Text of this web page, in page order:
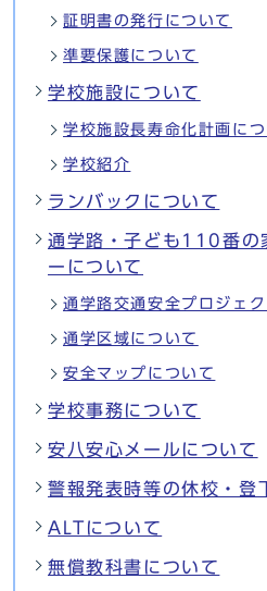
証明書の発行について
準要保護について
学校施設について
学校施設長寿命化計画につ
学校紹介
ランバックについて
通学路・子ども110番の
ーについて
通学路交通安全プロジェ
通学区域について
安全マップについて
学校事務について
安八安心メールについて
警報発表時等の休校・登
ALTについて
無償教科書について